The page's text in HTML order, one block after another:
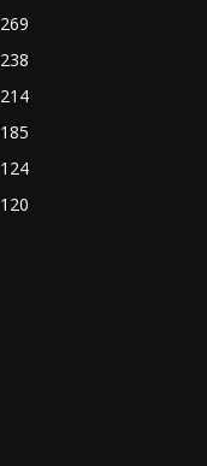
269
238
214
185
124
120